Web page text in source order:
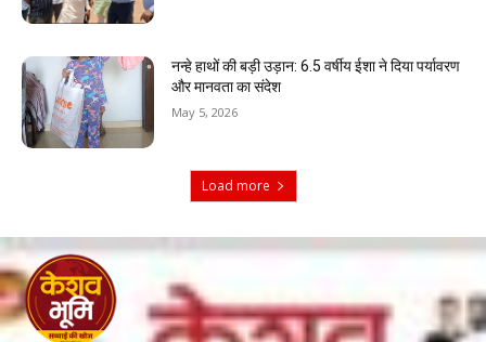
नन्हे हाथों की बड़ी उड़ान: 6.5 वर्षीय ईशा ने दिया पर्यावरण
और मानवता का संदेश
May 5, 2026
Load more